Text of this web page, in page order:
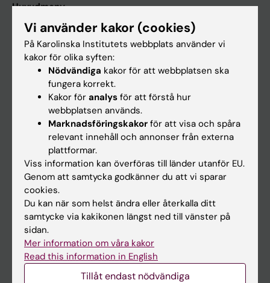
Huvudmeny
Utbildning
Forskarutbildning
Forskning
På gång
Kalender
Student
Ladok
Canvas
Schema
Vi använder kakor (cookies)
På Karolinska Institutets webbplats använder vi
kakor för olika syften:
Nödvändiga kakor för att webbplatsen ska
fungera korrekt.
Kakor för analys för att förstå hur
webbplatsen används.
Marknadsföringskakor för att visa och spåra
relevant innehåll och annonser från externa
plattformar.
Viss information kan överföras till länder utanför EU.
Genom att samtycka godkänner du att vi sparar
cookies.
Du kan när som helst ändra eller återkalla ditt
samtycke via kakikonen längst ned till vänster på
sidan.
Mer information om våra kakor
Read this information in English
Tillåt endast nödvändiga